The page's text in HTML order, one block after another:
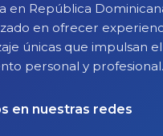
en República
en ofrecer
únicas que impulsan el
personal y profesional.
en nuestras redes